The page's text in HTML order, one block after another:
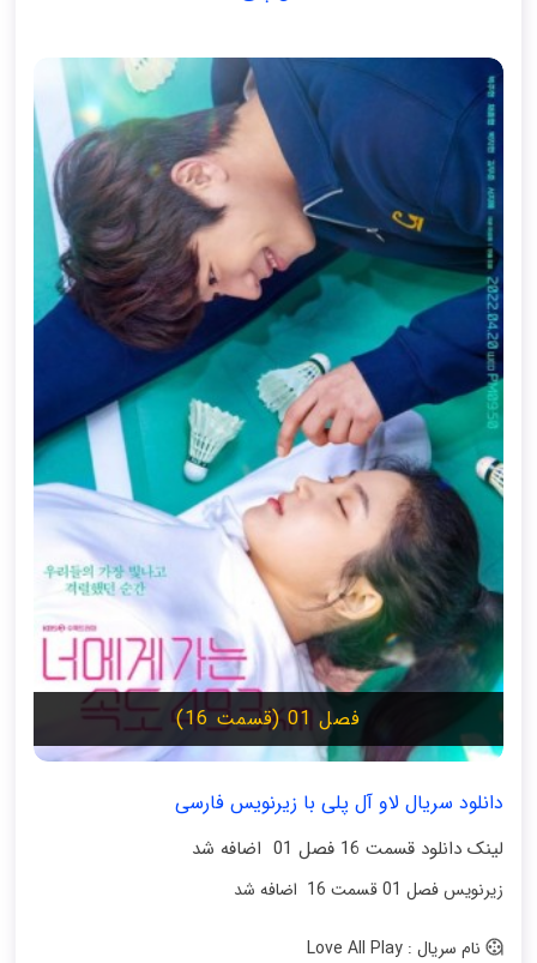
فصل 01 (قسمت 16)
دانلود سریال لاو آل پلی با زیرنویس فارسی
لینک دانلود قسمت 16 فصل 01 اضافه شد
زیرنویس فصل 01 قسمت 16 اضافه شد
نام سریال : Love All Play